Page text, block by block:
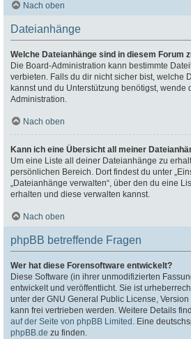
Nach oben
Dateianhänge
Welche Dateianhänge sind in diesem Forum
Die Board-Administration kann bestimmte
verbieten. Falls du dir nicht sicher bist, welche
kannst und du Unterstützung benötigst, wende
Administration.
Nach oben
Kann ich eine Übersicht all meiner
Um eine Liste all deiner Dateianhänge zu
persönlichen Bereich. Dort findest du unter
„Dateianhänge verwalten“, über den du eine
erhalten und diese verwalten kannst.
Nach oben
phpBB betreffende Fragen
Wer hat diese Forensoftware entwickelt?
Diese Software (in ihrer unmodifizierten
entwickelt und veröffentlicht. Sie ist
unter der GNU General Public License,
kann frei vertrieben werden. Weitere Details
auf der Seite von phpBB Limited . Eine
phpBB.de zu finden.